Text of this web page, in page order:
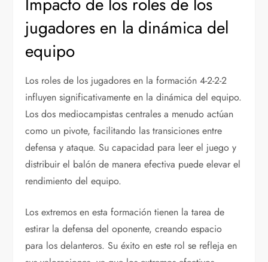
jugadores en la dinámica del
equipo
Los roles de los jugadores en la formación 4-2-2-2
influyen significativamente en la dinámica del equipo.
Los dos mediocampistas centrales a menudo actúan
como un pivote, facilitando las transiciones entre
defensa y ataque. Su capacidad para leer el juego y
distribuir el balón de manera efectiva puede elevar el
rendimiento del equipo.
Los extremos en esta formación tienen la tarea de
estirar la defensa del oponente, creando espacio
para los delanteros. Su éxito en este rol se refleja en